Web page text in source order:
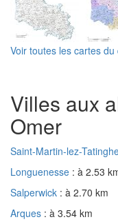
Voir toutes les cartes
Villes aux
Omer
Saint-Martin-lez-
Longuenesse : à 2.53
Salperwick : à 2.70 km
Arques : à 3.54 km